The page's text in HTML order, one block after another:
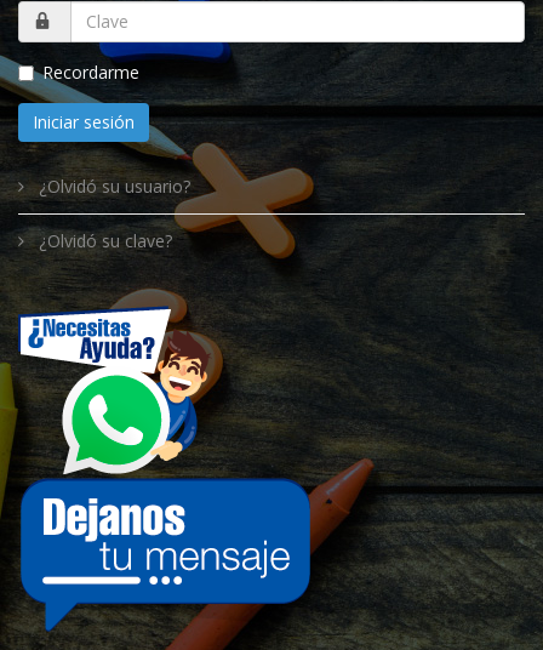
Recordarme
Iniciar sesión
¿Olvidó su usuario?
¿Olvidó su clave?